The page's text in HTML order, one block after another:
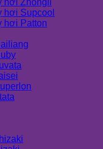
hơi Zhongli
hơi Supcool
hơi Patton